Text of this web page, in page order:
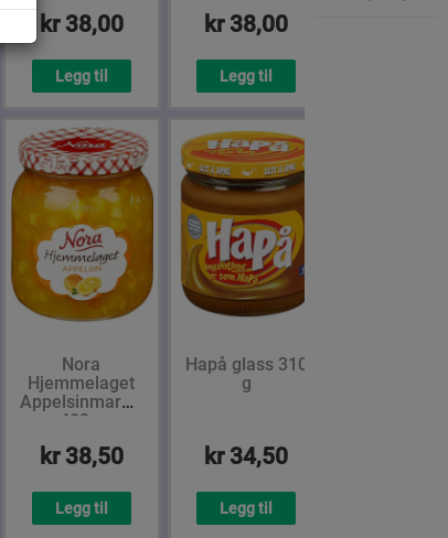
kr 38,00
Legg til
kr 38,00
Legg til
Nora
Hjemmelaget
Appelsinmarmelade
400 g
kr 38,50
Legg til
Hapå glass 310
g
kr 34,50
Legg til